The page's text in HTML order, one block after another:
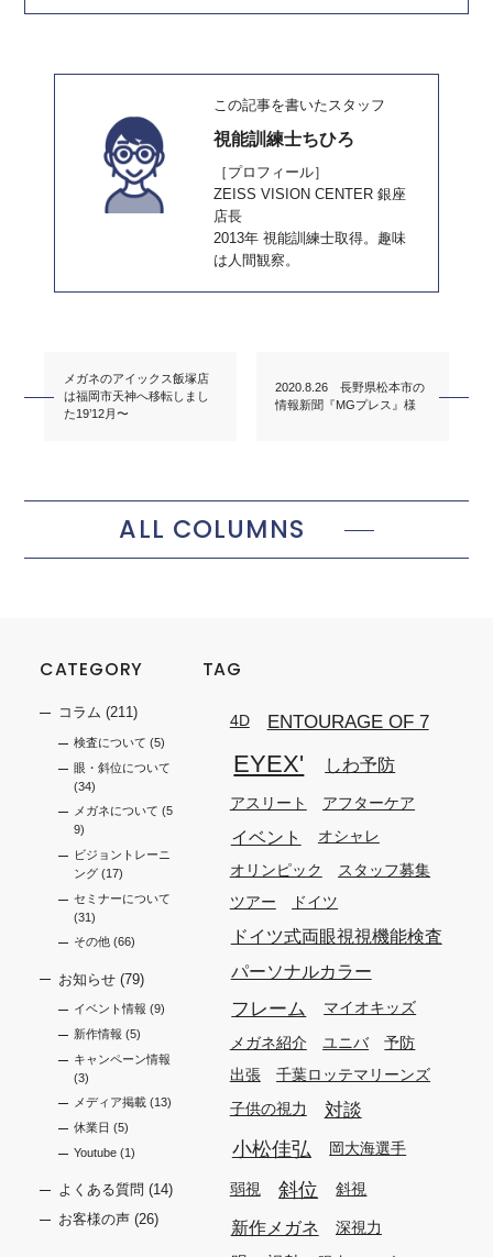
この記事を書いたスタッフ
視能訓練士ちひろ
［プロフィール］
ZEISS VISION CENTER 銀座
店長
2013年 視能訓練士取得。趣味
は人間観察。
メガネのアイックス飯塚店
は福岡市天神へ移転しまし
た19’12月〜
2020.8.26 長野県松本市の
情報新聞『MGプレス』様
ALL COLUMNS
CATEGORY
コラム (211)
検査について (5)
眼・斜位について
(34)
メガネについて (5
9)
ビジョントレーニ
ング(17)
セミナーについて
(31)
その他(66)
お知らせ(79)
イベント情報 (9)
新作情報 (5)
キャンペーン情報
(3)
メディア掲載(13)
休業日 (5)
Youtube(1)
よくある質問 (14)
お客様の声(26)
TAG
4D ENTOURAGE OF 7
EYEX' しわ予防
アスリート アフターケア
イベント
オシャレ
オリンピック
スタッフ募集
ツアー
ドイツ
ドイツ式両眼視視機能検査
パーソナルカラー
フレーム
マイオキッズ
メガネ紹介
ユニバ
予防
出張
千葉ロッテマリーンズ
子供の視力
対談
小松佳弘 岡大海選手
弱視 斜位 斜視
新作メガネ 深視力